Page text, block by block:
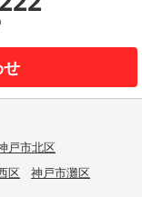
戸市北区
区
神戸市灘区